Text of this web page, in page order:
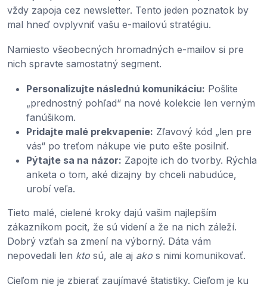
vždy zapoja cez newsletter. Tento jeden poznatok by
mal hneď ovplyvniť vašu e-mailovú stratégiu.
Namiesto všeobecných hromadných e-mailov si pre
nich spravte samostatný segment.
Personalizujte následnú komunikáciu: Pošlite
„prednostný pohľad“ na nové kolekcie len verným
fanúšikom.
Pridajte malé prekvapenie: Zľavový kód „len pre
vás“ po treťom nákupe vie puto ešte posilniť.
Pýtajte sa na názor: Zapojte ich do tvorby. Rýchla
anketa o tom, aké dizajny by chceli nabudúce,
urobí veľa.
Tieto malé, cielené kroky dajú vašim najlepším
zákazníkom pocit, že sú videní a že na nich záleží.
Dobrý vzťah sa zmení na výborný. Dáta vám
nepovedali len kto sú, ale aj ako s nimi komunikovať.
Cieľom nie je zbierať zaujímavé štatistiky. Cieľom je ku